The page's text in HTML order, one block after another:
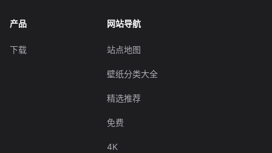
产品
下载
网站导航
站点地图
壁纸分类大全
精选推荐
免费
4K